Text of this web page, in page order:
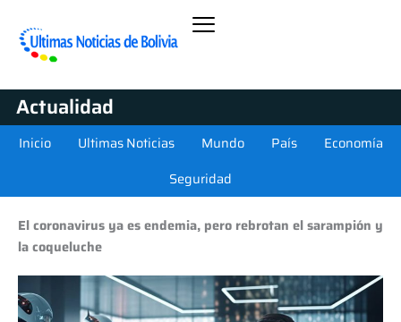
Actualidad
Inicio Ultimas Noticias Mundo País
Economía
Seguridad
El coronavirus ya es endemia, pero rebrotan el sarampión y
la coqueluche